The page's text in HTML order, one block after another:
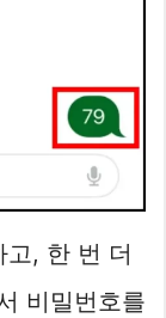
고, 한 번 더
비밀번호를